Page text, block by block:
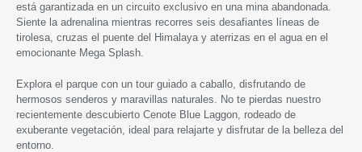
está garantizada en un circuito exclusivo en una mina abandonada.
Siente la adrenalina mientras recorres seis desafiantes líneas de
tirolesa, cruzas el puente del Himalaya y aterrizas en el agua en el
emocionante Mega Splash.
Explora el parque con un tour guiado a caballo, disfrutando de
hermosos senderos y maravillas naturales. No te pierdas nuestro
recientemente descubierto Cenote Blue Laggon, rodeado de
exuberante vegetación, ideal para relajarte y disfrutar de la belleza del
entorno.